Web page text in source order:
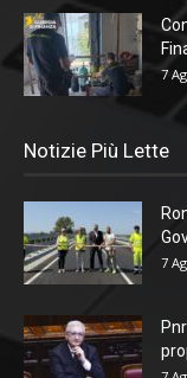
7
Notizie Più Lette
7